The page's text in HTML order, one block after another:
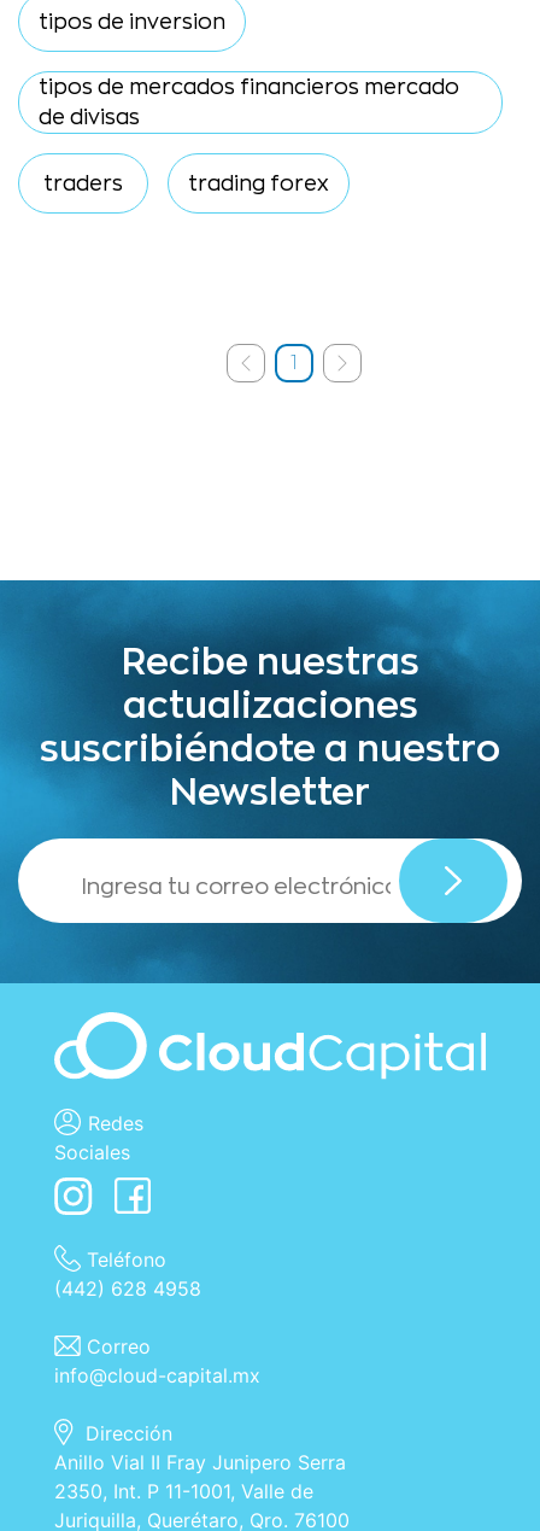
tipos de inversion
tipos de mercados financieros mercado
de divisas
traders trading forex
1
Recibe nuestras
actualizaciones
suscribiéndote a nuestro
Newsletter
,
Redes
Sociales
Teléfono
(442) 628 4958
Correo
info@cloud-capital.mx
Dirección
Anillo Vial II Fray Junipero Serra
2350, Int. P 11-1001, Valle de
Juriquilla, Querétaro, Qro. 76100